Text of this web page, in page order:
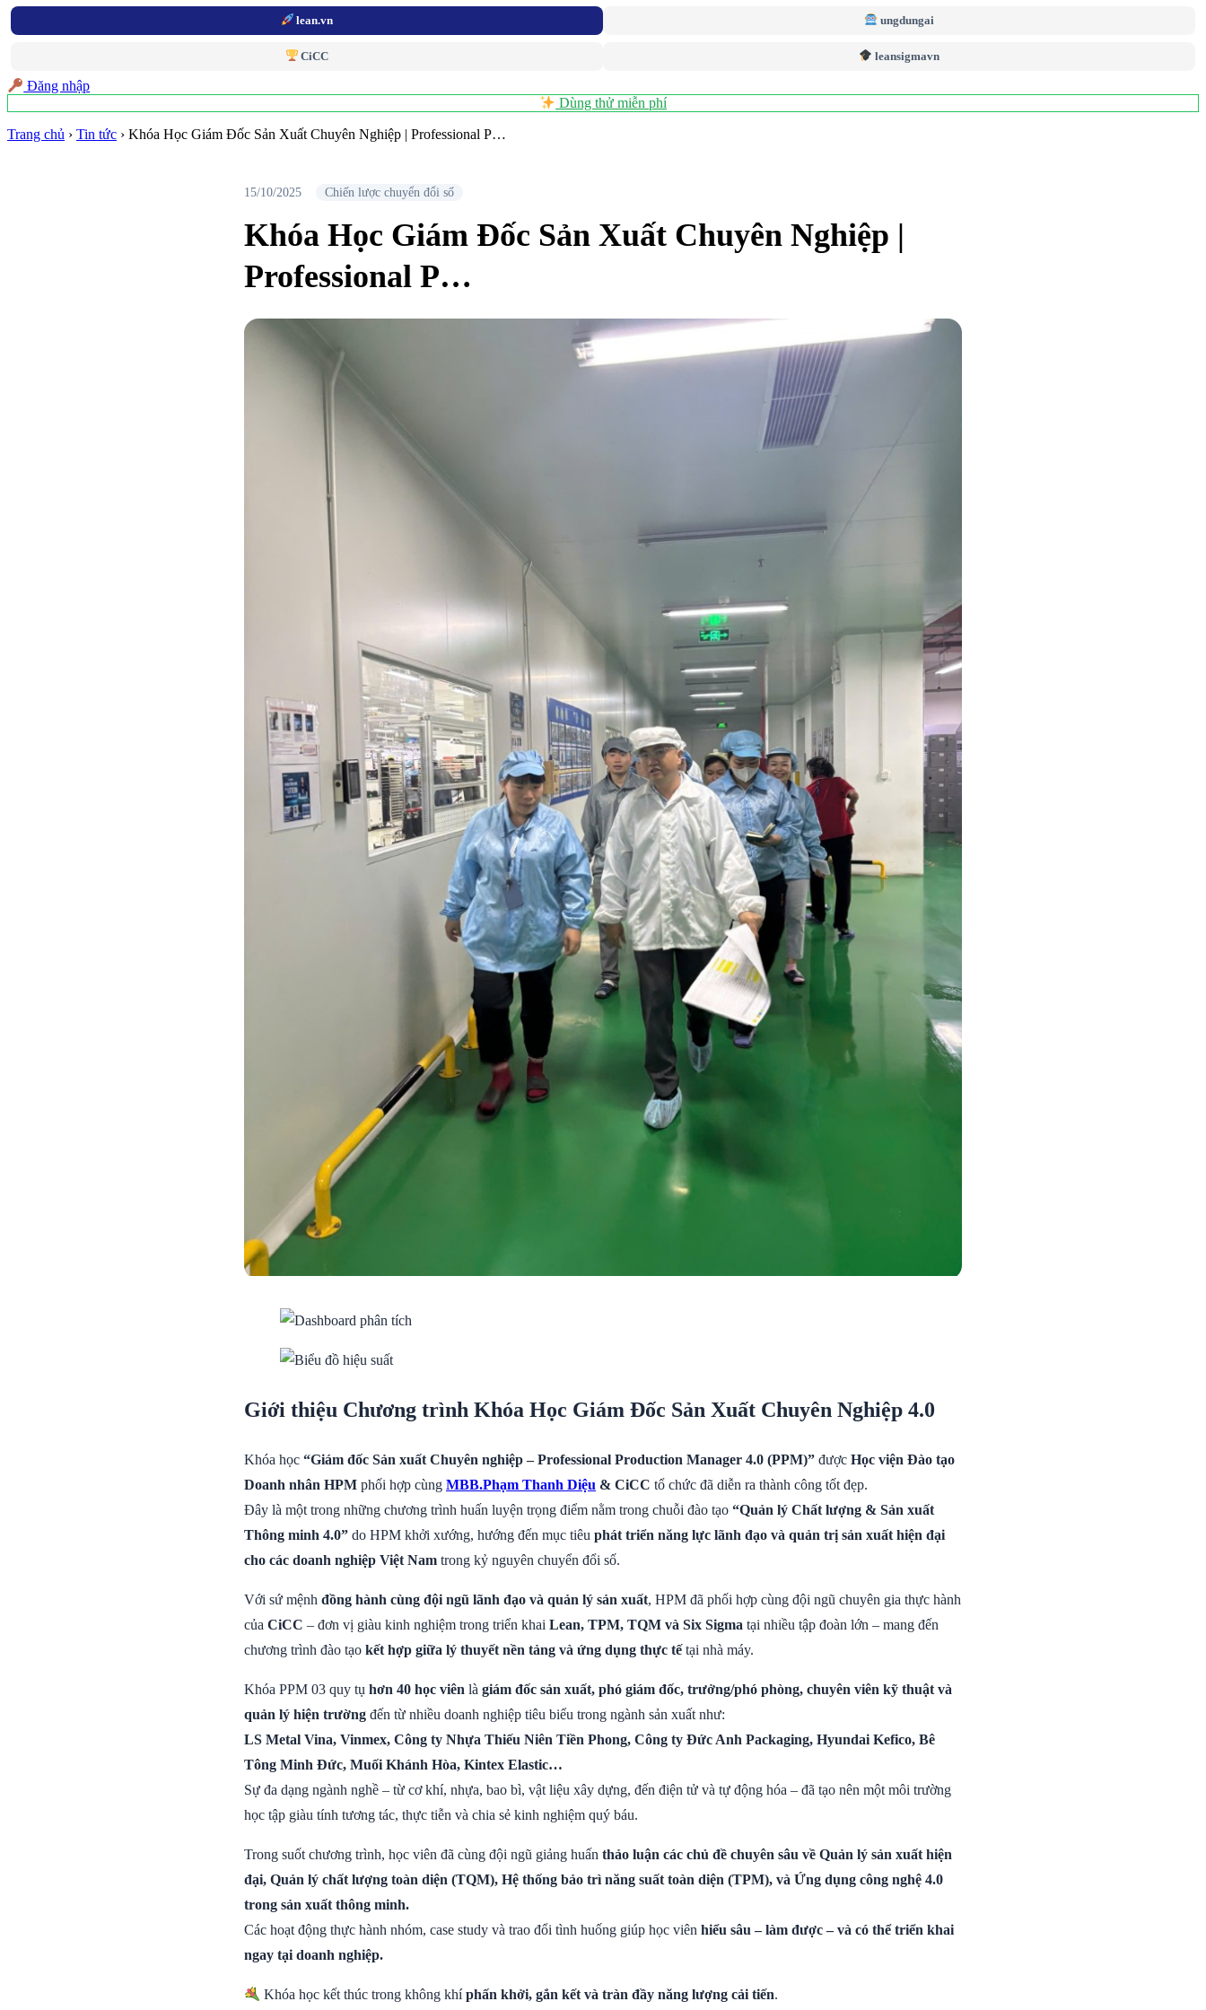
lean.vn ungdungai
CiCC leansigmavn
Đăng nhập
Dùng thử miễn phí
Trang chủ › Tin tức › Khóa Học Giám Đốc Sản Xuất Chuyên Nghiệp | Professional P…
15/10/2025 Chiến lược chuyển đổi số
Khóa Học Giám Đốc Sản Xuất Chuyên Nghiệp |
Professional P…
Giới thiệu Chương trình Khóa Học Giám Đốc Sản Xuất Chuyên Nghiệp 4.0
Khóa học “Giám đốc Sản xuất Chuyên nghiệp – Professional Production Manager 4.0 (PPM)” được Học viện Đào tạo
Doanh nhân HPM phối hợp cùng MBB.Phạm Thanh Diệu & CiCC tổ chức đã diễn ra thành công tốt đẹp.
Đây là một trong những chương trình huấn luyện trọng điểm nằm trong chuỗi đào tạo “Quản lý Chất lượng & Sản xuất
Thông minh 4.0” do HPM khởi xướng, hướng đến mục tiêu phát triển năng lực lãnh đạo và quản trị sản xuất hiện đại
cho các doanh nghiệp Việt Nam trong kỷ nguyên chuyển đổi số.
Với sứ mệnh đồng hành cùng đội ngũ lãnh đạo và quản lý sản xuất, HPM đã phối hợp cùng đội ngũ chuyên gia thực hành
của CiCC – đơn vị giàu kinh nghiệm trong triển khai Lean, TPM, TQM và Six Sigma tại nhiều tập đoàn lớn – mang đến
chương trình đào tạo kết hợp giữa lý thuyết nền tảng và ứng dụng thực tếtại nhà máy.
Khóa PPM 03 quy tụ hơn 40 học viên là giám đốc sản xuất, phó giám đốc, trưởng/phó phòng, chuyên viên kỹ thuật và
quản lý hiện trường đến từ nhiều doanh nghiệp tiêu biểu trong ngành sản xuất như:
LS Metal Vina, Vinmex, Công ty Nhựa Thiếu Niên Tiền Phong, Công ty Đức Anh Packaging, Hyundai Kefico, Bê
Tông Minh Đức, Muối Khánh Hòa, Kintex Elastic…
Sự đa dạng ngành nghề – từ cơ khí, nhựa, bao bì, vật liệu xây dựng, đến điện tử và tự động hóa – đã tạo nên một môi trường
học tập giàu tính tương tác, thực tiễn và chia sẻ kinh nghiệm quý báu.
Trong suốt chương trình, học viên đã cùng đội ngũ giảng huấn thảo luận các chủ đề chuyên sâu về Quản lý sản xuất hiện
đại, Quản lý chất lượng toàn diện (TQM), Hệ thống bảo trì năng suất toàn diện (TPM), và Ứng dụng công nghệ 4.0
trong sản xuất thông minh.
Các hoạt động thực hành nhóm, case study và trao đổi tình huống giúp học viên hiểu sâu – làm được – và có thể triển khai
ngay tại doanh nghiệp.
Khóa học kết thúc trong không khíphấn khởi, gắn kết và tràn đầy năng lượng cải tiến.